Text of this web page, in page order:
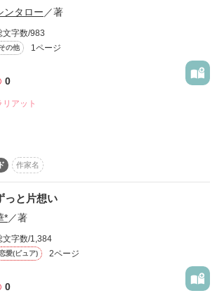
作品を読む
作品を読む
ンタロー ／著
文字数/983
その他 1ページ
0
リアット
す。
せん。
ると
作家名
っと片想い
*／著
文字数/1,384
愛(ピュア) 2ページ
0